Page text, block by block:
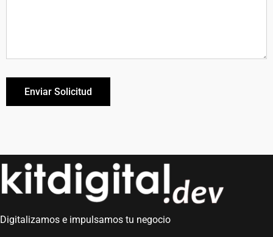
Enviar Solicitud
Digitalizamos e impulsamos tu negocio